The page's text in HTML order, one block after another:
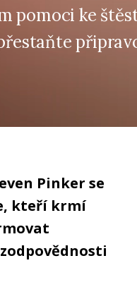
pomoci ke
Pinker se
kteří krmí